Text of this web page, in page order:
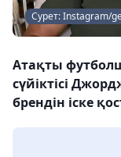
Сурет: Instagram/
Атақты
сүйіктісі
брендін іске